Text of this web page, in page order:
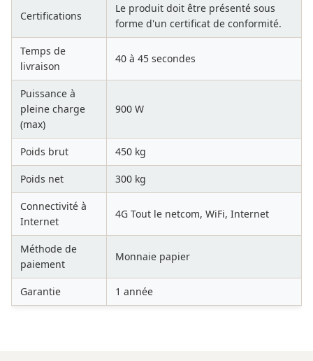
Certifications
Le produit doit être présenté sous
forme d'un certificat de conformité.
Temps de
livraison
40 à 45 secondes
Puissance à
pleine charge
(max)
900 W
Poids brut 450 kg
Poids net 300 kg
Connectivité à
Internet
4G Tout le netcom, WiFi, Internet
Méthode de
paiement
Monnaie papier
Garantie 1 année